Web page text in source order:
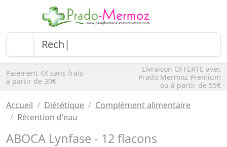
Paiement 4X sans frais
à partir de 30€
Livraison OFFERTE avec
Prado Mermoz Premium
ou à partir de 55€
Accueil Diététique
Complément alimentaire
Rétention d'eau
ABOCA Lynfase - 12 flacons